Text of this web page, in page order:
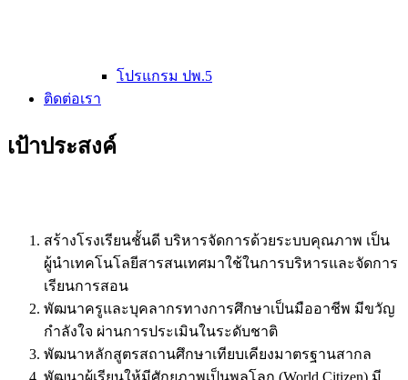
โปรแกรม ปพ.5
ติดต่อเรา
เป้าประสงค์
สร้างโรงเรียนชั้นดี บริหารจัดการด้วยระบบคุณภาพ เป็น
ผู้นำเทคโนโลยีสารสนเทศมาใช้ในการบริหารและจัดการ
เรียนการสอน
พัฒนาครูและบุคลากรทางการศึกษาเป็นมืออาชีพ มีขวัญ
กำลังใจ ผ่านการประเมินในระดับชาติ
พัฒนาหลักสูตรสถานศึกษาเทียบเคียงมาตรฐานสากล
พัฒนาผู้เรียนให้มีศักยภาพเป็นพลโลก (World Citizen) มี